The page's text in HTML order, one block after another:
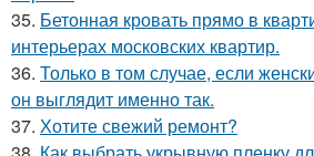
35. Бетонная кровать прямо в
интерьерах московских квартир.
36. Только в том случае, если
он выглядит именно так.
37. Хотите свежий ремонт?